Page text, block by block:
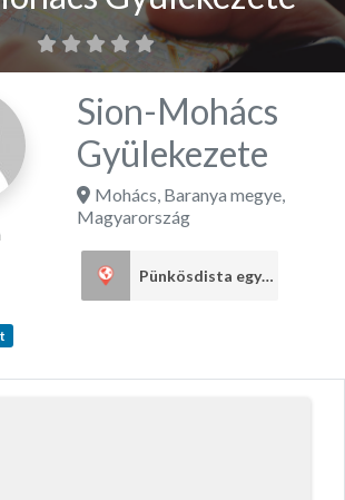
Sion-Mohács
Gyülekezete
Mohács, Baranya megye,
Magyarország
Pünkösdista egyház